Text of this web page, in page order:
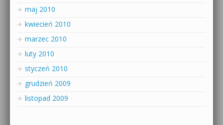
maj 2010
kwiecień 2010
marzec 2010
luty 2010
styczeń 2010
grudzień 2009
listopad 2009